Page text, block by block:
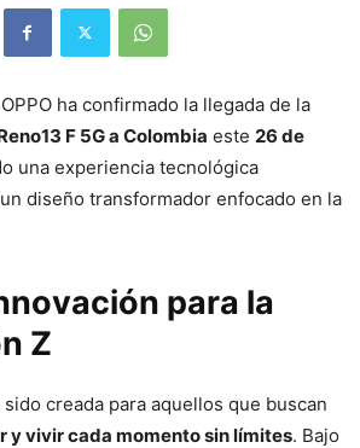
ha confirmado la llegada de la
F 5G a Colombia este 26 de
una experiencia tecnológica
diseño transformador enfocado en la
para la
Z
sido creada para aquellos que buscan
y vivir cada momento sin límites. Bajo